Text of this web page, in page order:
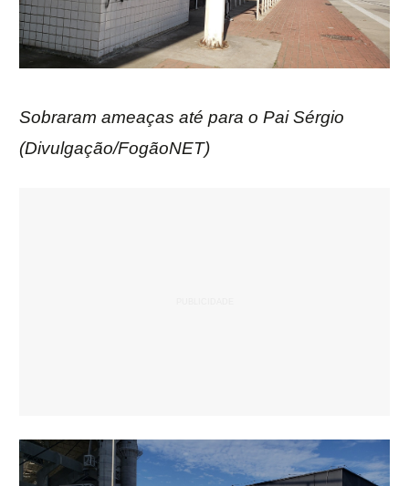
Sobraram ameaças até para o Pai Sérgio
(Divulgação/FogãoNET)